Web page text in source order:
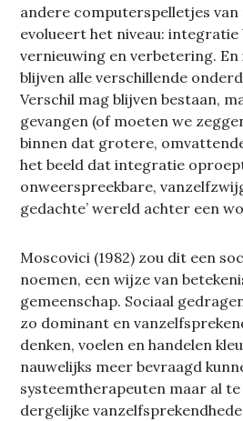
andere computerspelletjes
evolueert het niveau: integratie
vernieuwing en verbetering.
blijven alle verschillende
Verschil mag blijven bestaan,
gevangen (of moeten we
binnen dat grotere,
het beeld dat integratie
onweerspreekbare,
gedachte’ wereld achter een
Moscovici (1982) zou dit een
noemen, een wijze van
gemeenschap. Sociaal
zo dominant en
denken, voelen en handelen
nauwelijks meer bevraagd
systeemtherapeuten maar al
dergelijke